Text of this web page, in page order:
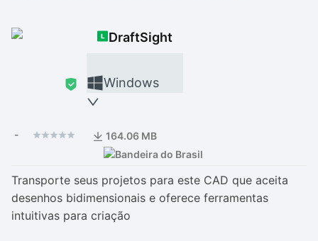
DraftSight
Windows
- 164.06 MB
Transporte seus projetos para este CAD que aceita
desenhos bidimensionais e oferece ferramentas
intuitivas para criação